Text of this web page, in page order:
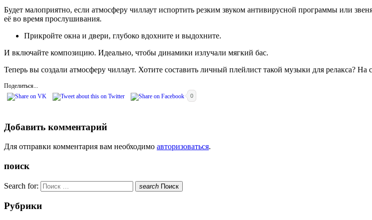
Будет малоприятно, если атмосферу чиллаут испортить резким звуком антивирусной программы или
её во время прослушивания.
Прикройте окна и двери, глубоко вдохните и выдохните.
И включайте композицию. Идеально, чтобы динамики излучали мягкий бас.
Теперь вы создали атмосферу чиллаут. Хотите составить личный плейлист такой музыки для релакса? На
Поделиться...
0
Добавить комментарий
Для отправки комментария вам необходимо авторизоваться.
поиск
Search for: search Поиск
Рубрики